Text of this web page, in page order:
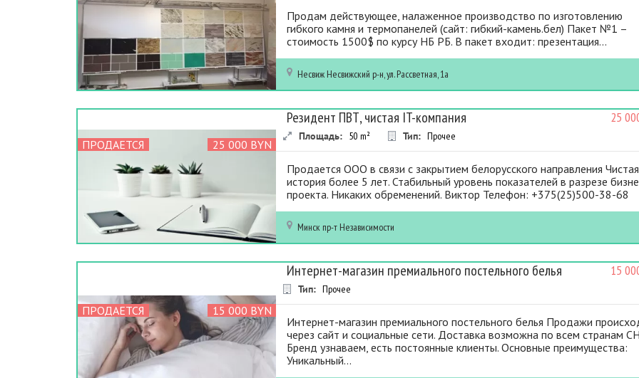
Продам действующее, налаженное производство по изготовлению
гибкого камня и термопанелей (сайт: гибкий-камень.бел) Пакет №1 –
стоимость 1500$ по курсу НБ РБ. В пакет входит: презентация...
Несвиж Несвижский р-н, ул. Рассветная, 1а
ПРОДАЕТСЯ 25 000 BYN
Резидент ПВТ, чистая IT-компания 25
Площадь: 50 m² Тип: Прочее
Продается ООО в связи с закрытием белорусского направления Чистая
история более 5 лет. Стабильный уровень показателей в разрезе
проекта. Никаких обременений. Виктор Телефон: +375(25)500-38-68
Минск пр-т Независимости
ПРОДАЕТСЯ 15 000 BYN
Интернет-магазин премиального постельного белья 15
Тип: Прочее
Интернет-магазин премиального постельного белья Продажи
через сайт и социальные сети. Доставка возможна по всем странам
Бренд узнаваем, есть постоянные клиенты. Основные преимущества:
Уникальный...